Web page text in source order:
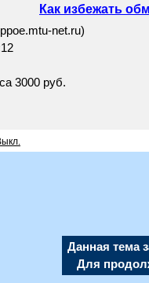
Как избежать
net.ru)
3000 руб.
Данная тема
Для